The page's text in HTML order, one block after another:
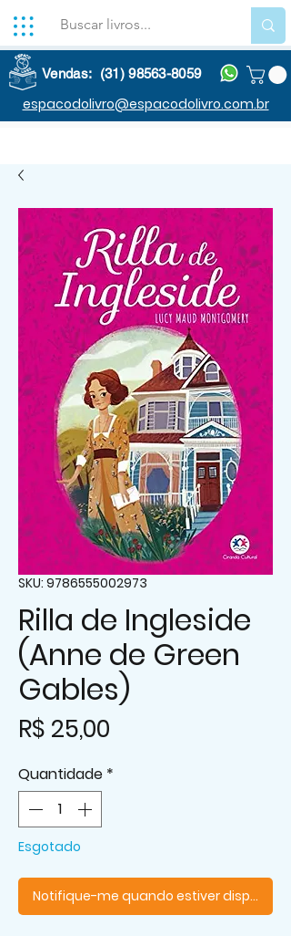
Vendas: (31) 98563-8059
espacodolivro@espacodolivro.com.br
SKU: 9786555002973
Rilla de Ingleside
(Anne de Green
Gables)
R$ 25,00
Quantidade *
Esgotado
Notifique-me quando estiver disponível